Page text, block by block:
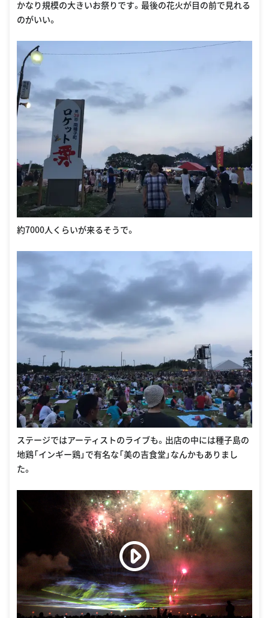
かなり規模の大きいお祭りです。最後の花火が目の前で見れる
のがいい。
約7000人くらいが来るそうで。
ステージではアーティストのライブも。出店の中には種子島の
地鶏「インギー鶏」で有名な「美の吉食堂」なんかもありまし
た。